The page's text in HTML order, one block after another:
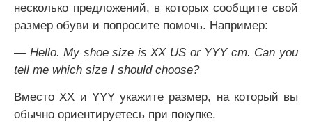
несколько предложений, в которых сообщите свой
размер обуви и попросите помочь. Например:
— Hello. My shoe size is ХХ US or YYY cm. Can you
tell me which size I should choose?
Вместо ХХ и YYY укажите размер, на который вы
обычно ориентируетесь при покупке.